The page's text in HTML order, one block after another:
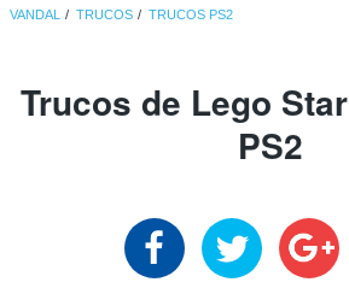
VANDAL TRUCOS TRUCOS PS2
Trucos de Lego
PS2